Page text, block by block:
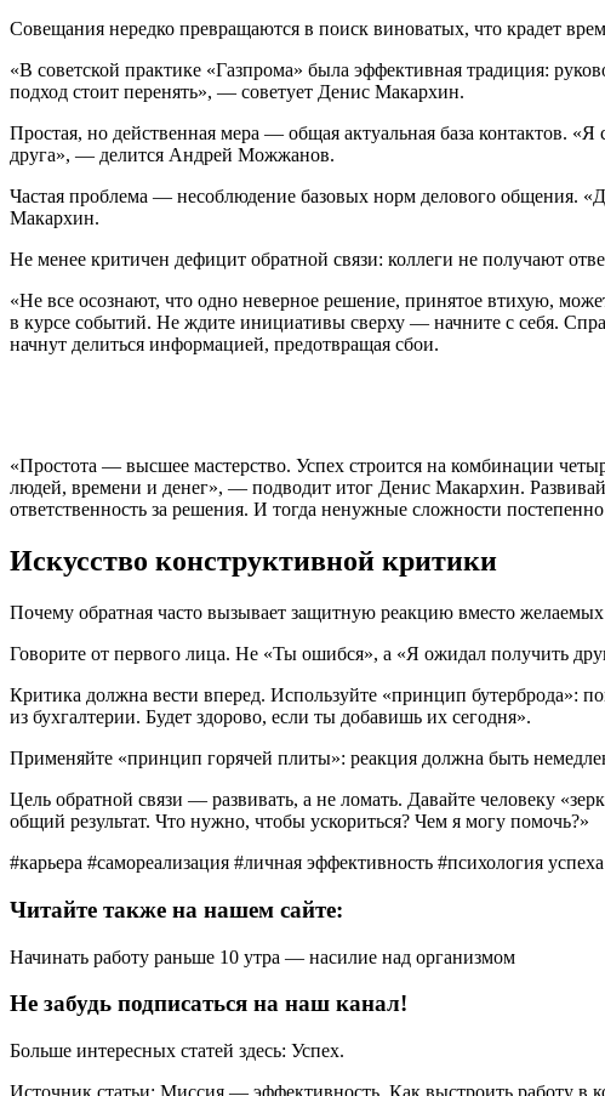
Совещания нередко превращаются в поиск виноватых, что крадет
«В советской практике «Газпрома» была эффективная традиция:
подход стоит перенять», — советует Денис Макархин.
Простая, но действенная мера — общая актуальная база контактов.
друга», — делится Андрей Можжанов.
Частая проблема — несоблюдение базовых норм делового общения.
Макархин.
Не менее критичен дефицит обратной связи: коллеги не получают
«Не все осознают, что одно неверное решение, принятое втихую,
в курсе событий. Не ждите инициативы сверху — начните с себя.
начнут делиться информацией, предотвращая сбои.
«Простота — высшее мастерство. Успех строится на комбинации
людей, времени и денег», — подводит итог Денис Макархин.
ответственность за решения. И тогда ненужные сложности
Искусство конструктивной критики
Почему обратная часто вызывает защитную реакцию вместо
Говорите от первого лица. Не «Ты ошибся», а «Я ожидал получить
Критика должна вести вперед. Используйте «принцип бутерброда»:
из бухгалтерии. Будет здорово, если ты добавишь их сегодня».
Применяйте «принцип горячей плиты»: реакция должна быть
Цель обратной связи — развивать, а не ломать. Давайте человеку
общий результат. Что нужно, чтобы ускориться? Чем я могу помочь?»
#карьера #самореализация #личная эффективность #психология успеха
Читайте также на нашем сайте:
Начинать работу раньше 10 утра — насилие над организмом
Не забудь подписаться на наш канал!
Больше интересных статей здесь: Успех.
Источник статьи: Миссия — эффективность. Как выстроить работу в